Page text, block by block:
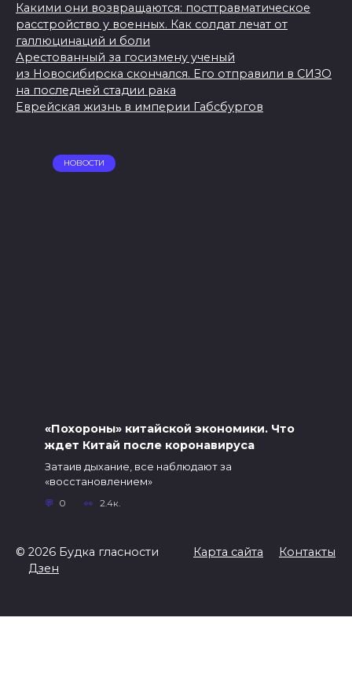
Какими они возвращаются: посттравматическое
расстройство у военных. Как солдат лечат от
галлюцинаций и боли
Арестованный за госизмену ученый
из Новосибирска скончался. Его отправили в СИЗО
на последней стадии рака
Еврейская жизнь в империи Габсбургов
НОВОСТИ
«Похороны» китайской экономики. Что
ждет Китай после коронавируса
Затаив дыхание, все наблюдают за
«восстановлением»
0 2.4к.
© 2026 Будка гласности Карта сайта
Контакты
Дзен